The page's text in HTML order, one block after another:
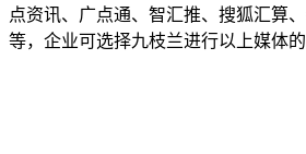
点资讯、广点通、智汇推、搜狐汇算
等，企业可选择九枝兰进行以上媒体的